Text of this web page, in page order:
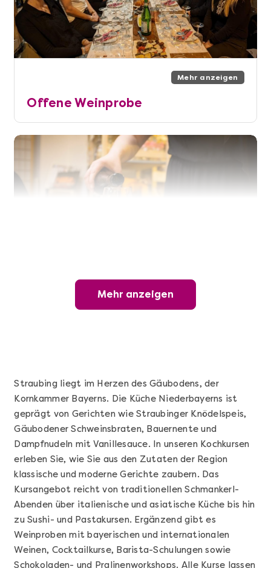
Mehr anzeigen
Offene Weinprobe
Wunderschöner Weinabend
Mehr anzeigen
Sushi Basic Kurs Bonn
Mehr anzeigen
Straubing liegt im Herzen des Gäubodens, der
Kornkammer Bayerns. Die Küche Niederbayerns ist
geprägt von Gerichten wie Straubinger Knödelspeis,
Gäubodener Schweinsbraten, Bauernente und
Dampfnudeln mit Vanillesauce. In unseren Kochkursen
erleben Sie, wie Sie aus den Zutaten der Region
klassische und moderne Gerichte zaubern. Das
Kursangebot reicht von traditionellen Schmankerl-
Abenden über italienische und asiatische Küche bis hin
zu Sushi- und Pastakursen. Ergänzend gibt es
Weinproben mit bayerischen und internationalen
Weinen, Cocktailkurse, Barista-Schulungen sowie
Schokoladen- und Pralinenworkshops. Alle Kurse lassen